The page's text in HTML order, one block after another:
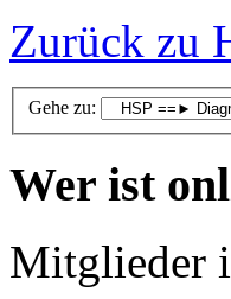
Zurück zu
Gehe zu:
Wer ist
Mitglieder